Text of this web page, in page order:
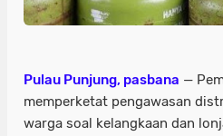
Pulau Punjung, pasbana —
memperketat pengawasan
warga soal kelangkaan dan